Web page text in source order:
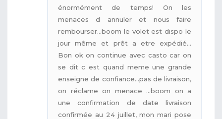
énormément de temps! On les
menaces d annuler et nous faire
rembourser...boom le volet est dispo le
jour même et prêt a etre expédié...
Bon ok on continue avec casto car on
se dit c est quand meme une grande
enseigne de confiance...pas de livraison,
on réclame on menace ...boom on a
une confirmation de date livraison
confirmée au 24 juillet, mon mari pose